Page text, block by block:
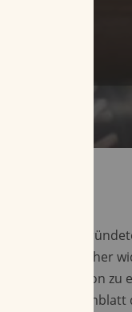
Sohn Justo
Aladino. Seither
zur Perfektion zu
allem beim